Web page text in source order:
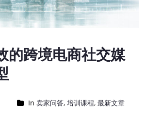
的跨境电商社交媒
In 卖家问答, 培训课程, 最新文章